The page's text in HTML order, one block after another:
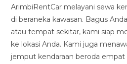
ArimbiRentCar melayani sewa
di beraneka kawasan. Bagus
atau tempat sekitar, kami siap
ke lokasi Anda. Kami juga
jemput kendaraan beroda empat